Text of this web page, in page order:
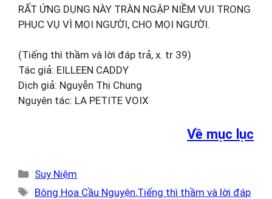
RẤT ỨNG DỤNG NÀY TRÀN NGẬP NIỀM VUI TRONG
PHỤC VỤ VÌ MỌI NGƯỜI, CHO MỌI NGƯỜI.
(Tiếng thì thầm và lời đáp trả, x. tr 39)
Tác giả: EILLEEN CADDY
Dịch giả: Nguyễn Thị Chung
Nguyên tác: LA PETITE VOIX
Về mục lục
Danh
mục
Suy Niệm
Thẻ
Bông Hoa Cầu Nguyện,Tiếng thì thầm và lời đáp